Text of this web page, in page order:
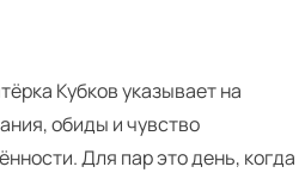
Кубков указывает на
обиды и чувство
Для пар это день, когда